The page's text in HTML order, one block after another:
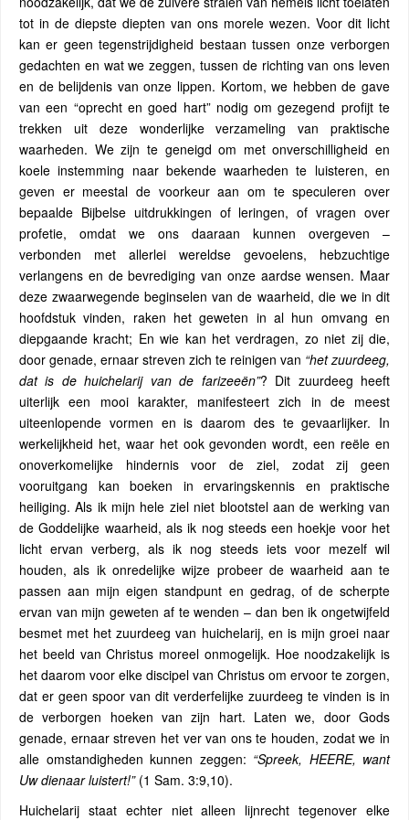
tot in de diepste diepten van ons morele wezen. Voor dit licht
kan er geen tegenstrijdigheid bestaan ​​tussen onze verborgen
gedachten en wat we zeggen, tussen de richting van ons leven
en de belijdenis van onze lippen. Kortom, we hebben de gave
van een “oprecht en goed hart” nodig om gezegend profijt te
trekken uit deze wonderlijke verzameling van praktische
waarheden. We zijn te geneigd om met onverschilligheid en
koele instemming naar bekende waarheden te luisteren, en
geven er meestal de voorkeur aan om te speculeren over
bepaalde Bijbelse uitdrukkingen of leringen, of vragen over
profetie, omdat we ons daaraan kunnen overgeven –
verbonden met allerlei wereldse gevoelens, hebzuchtige
verlangens en de bevrediging van onze aardse wensen. Maar
deze zwaarwegende beginselen van de waarheid, die we in dit
hoofdstuk vinden, raken het geweten in al hun omvang en
diepgaande kracht; En wie kan het verdragen, zo niet zij die,
door genade, ernaar streven zich te reinigen van “het zuurdeeg,
dat is de huichelarij van de farizeeën”? Dit zuurdeeg heeft
uiterlijk een mooi karakter, manifesteert zich in de meest
uiteenlopende vormen en is daarom des te gevaarlijker. In
werkelijkheid het, waar het ook gevonden wordt, een reële en
onoverkomelijke hindernis voor de ziel, zodat zij geen
vooruitgang kan boeken in ervaringskennis en praktische
heiliging. Als ik mijn hele ziel niet blootstel aan de werking van
de Goddelijke waarheid, als ik nog steeds een hoekje voor het
licht ervan verberg, als ik nog steeds iets voor mezelf wil
houden, als ik onredelijke wijze probeer de waarheid aan te
passen aan mijn eigen standpunt en gedrag, of de scherpte
ervan van mijn geweten af ​​te wenden – dan ben ik ongetwijfeld
besmet met het zuurdeeg van huichelarij, en is mijn groei naar
het beeld van Christus moreel onmogelijk. Hoe noodzakelijk is
het daarom voor elke discipel van Christus om ervoor te zorgen,
dat er geen spoor van dit verderfelijke zuurdeeg te vinden is in
de verborgen hoeken van zijn hart. Laten we, door Gods
genade, ernaar streven het ver van ons te houden, zodat we in
alle omstandigheden kunnen zeggen: “Spreek, HEERE, want
Uw dienaar luistert!”(1 Sam. 3:9,10).
Huichelarij staat echter niet alleen lijnrecht tegenover elke